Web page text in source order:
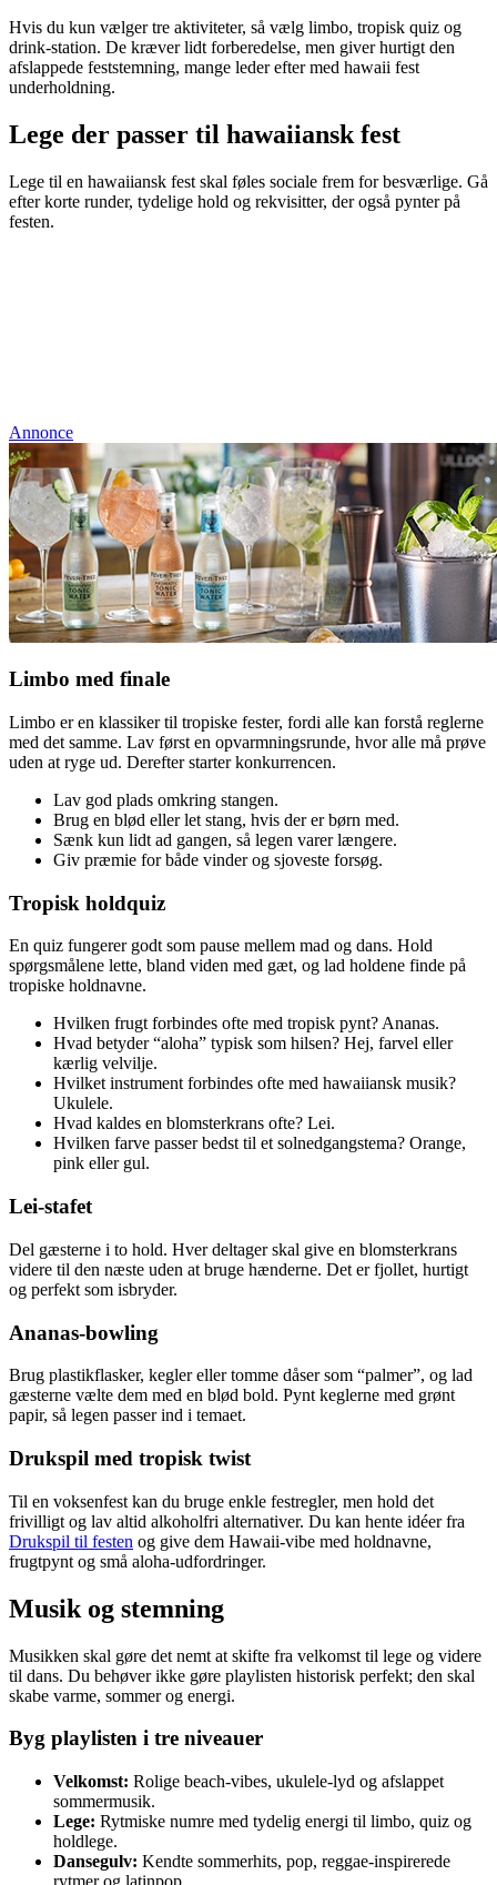
Hvis du kun vælger tre aktiviteter, så vælg limbo, tropisk quiz og
drink-station. De kræver lidt forberedelse, men giver hurtigt den
afslappede feststemning, mange leder efter med hawaii fest
underholdning.
Lege der passer til hawaiiansk fest
Lege til en hawaiiansk fest skal føles sociale frem for besværlige. Gå
efter korte runder, tydelige hold og rekvisitter, der også pynter på
festen.
Annonce
Limbo med finale
Limbo er en klassiker til tropiske fester, fordi alle kan forstå reglerne
med det samme. Lav først en opvarmningsrunde, hvor alle må prøve
uden at ryge ud. Derefter starter konkurrencen.
Lav god plads omkring stangen.
Brug en blød eller let stang, hvis der er børn med.
Sænk kun lidt ad gangen, så legen varer længere.
Giv præmie for både vinder og sjoveste forsøg.
Tropisk holdquiz
En quiz fungerer godt som pause mellem mad og dans. Hold
spørgsmålene lette, bland viden med gæt, og lad holdene finde på
tropiske holdnavne.
Hvilken frugt forbindes ofte med tropisk pynt? Ananas.
Hvad betyder “aloha” typisk som hilsen? Hej, farvel eller
kærlig velvilje.
Hvilket instrument forbindes ofte med hawaiiansk musik?
Ukulele.
Hvad kaldes en blomsterkrans ofte? Lei.
Hvilken farve passer bedst til et solnedgangstema? Orange,
pink eller gul.
Lei-stafet
Del gæsterne i to hold. Hver deltager skal give en blomsterkrans
videre til den næste uden at bruge hænderne. Det er fjollet, hurtigt
og perfekt som isbryder.
Ananas-bowling
Brug plastikflasker, kegler eller tomme dåser som “palmer”, og lad
gæsterne vælte dem med en blød bold. Pynt keglerne med grønt
papir, så legen passer ind i temaet.
Drukspil med tropisk twist
Til en voksenfest kan du bruge enkle festregler, men hold det
frivilligt og lav altid alkoholfri alternativer. Du kan hente idéer fra
Drukspil til festen og give dem Hawaii-vibe med holdnavne,
frugtpynt og små aloha-udfordringer.
Musik og stemning
Musikken skal gøre det nemt at skifte fra velkomst til lege og videre
til dans. Du behøver ikke gøre playlisten historisk perfekt; den skal
skabe varme, sommer og energi.
Byg playlisten i tre niveauer
Velkomst: Rolige beach-vibes, ukulele-lyd og afslappet
sommermusik.
Lege: Rytmiske numre med tydelig energi til limbo, quiz og
holdlege.
Dansegulv: Kendte sommerhits, pop, reggae-inspirerede
rytmer og latinpop.